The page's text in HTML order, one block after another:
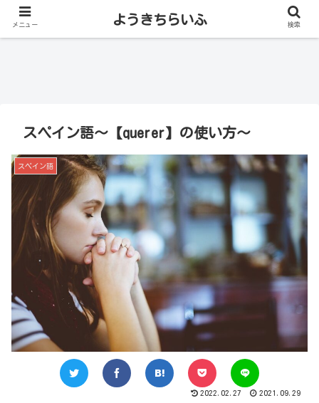
スペイン語～【querer】の使い方～
スペイン語
2022.02.27 2021.09.29
メニュー ようきちらいふ 検索